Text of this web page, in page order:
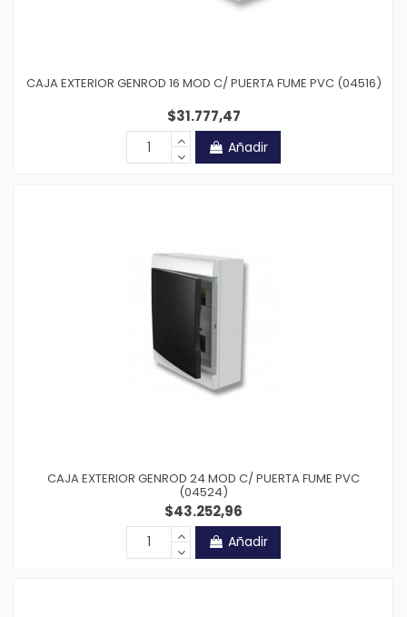
CAJA EXTERIOR GENROD 16 MOD C/ PUERTA FUME PVC (04516)
$31.777,47
Añadir
CAJA EXTERIOR GENROD 24 MOD C/ PUERTA FUME PVC
(04524)
$43.252,96
Añadir